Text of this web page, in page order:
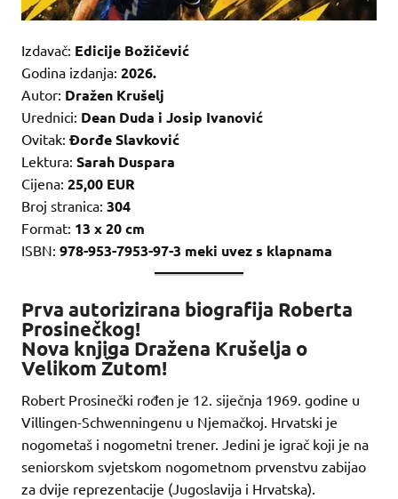
Izdavač: Edicije Božičević
Godina izdanja: 2026.
Autor: Dražen Krušelj
Urednici: Dean Duda i Josip Ivanović
Ovitak: Đorđe Slavković
Lektura: Sarah Duspara
Cijena: 25,00 EUR
Broj stranica: 304
Format: 13 x 20 cm
ISBN: 978-953-7953-97-3 meki uvez s klapnama
Prva autorizirana biografija Roberta
Prosinečkog!
Nova knjiga Dražena Krušelja o
Velikom Žutom!
Robert Prosinečki rođen je 12. siječnja 1969. godine u
Villingen-Schwenningenu u Njemačkoj. Hrvatski je
nogometaš i nogometni trener. Jedini je igrač koji je na
seniorskom svjetskom nogometnom prvenstvu zabijao
za dvije reprezentacije (Jugoslavija i Hrvatska).